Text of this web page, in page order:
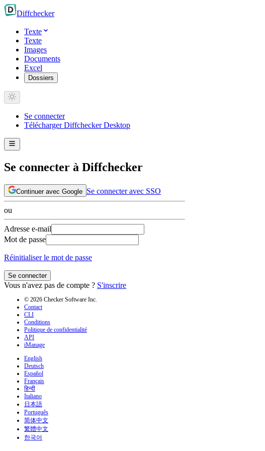
Diffchecker
Texte
Texte
Images
Documents
Excel
Dossiers
Se connecter
Télécharger Diffchecker Desktop
Se connecter à Diffchecker
Continuer avec Google Se connecter avec SSO
ou
Adresse e-mail
Mot de passe
Réinitialiser le mot de passe
Se connecter
Vous n'avez pas de compte ? S'inscrire
© 2026 Checker Software Inc.
Contact
CLI
Conditions
Politique de confidentialité
API
iManage
English
Deutsch
Español
Français
हिन्दी
Italiano
日本語
Português
简体中文
繁體中文
한국어